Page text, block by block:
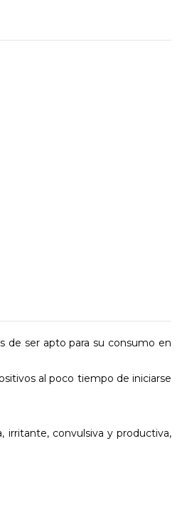
de ser apto para su consumo en
al poco tiempo de iniciarse
irritante, convulsiva y productiva,